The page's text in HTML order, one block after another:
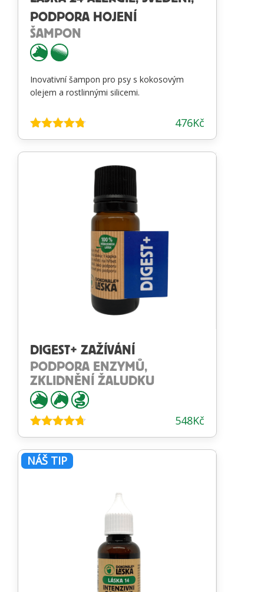
PODPORA HOJENÍ
ŠAMPON
Inovativní šampon pro psy s kokosovým
olejem a rostlinnými silicemi.
Hodnocení
476Kč
DIGEST+ ZAŽÍVÁNÍ
PODPORA ENZYMŮ,
ZKLIDNĚNÍ ŽALUDKU
Hodnocení
548Kč
NÁŠ TIP